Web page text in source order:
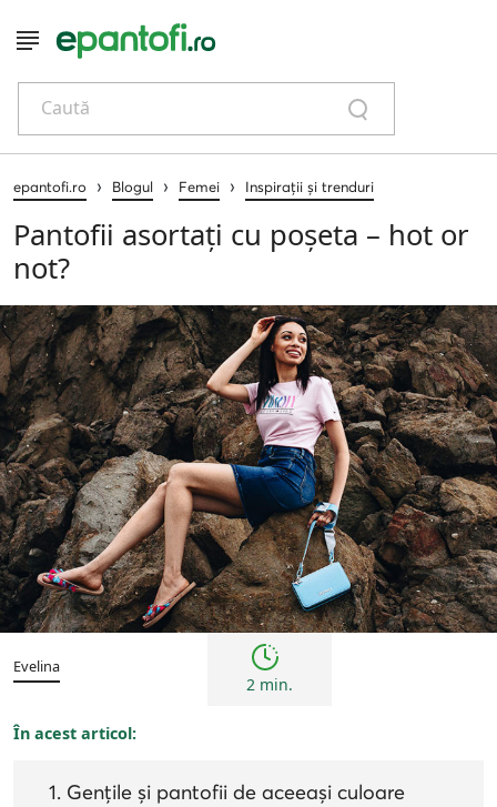
Caută
epantofi.ro › Blogul › Femei › Inspirații și trenduri
Pantofii asortați cu poșeta – hot or
not?
Femei Inspirații și trenduri
Evelina
2 min.
În acest articol:
Gențile și pantofii de aceeași culoare